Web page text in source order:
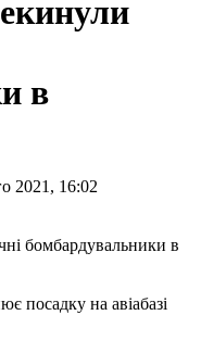
в
2021, 16:02
посадку на авіабазі